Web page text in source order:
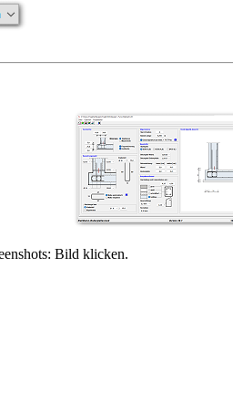
Bild klicken.